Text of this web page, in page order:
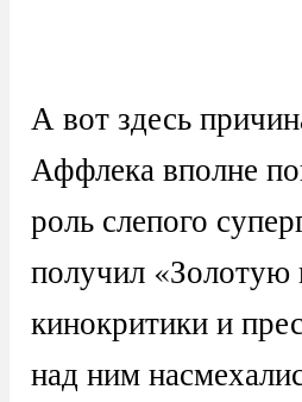
А вот здесь
Аффлека вполне
роль слепого
получил «Золотую
кинокритики и
над ним